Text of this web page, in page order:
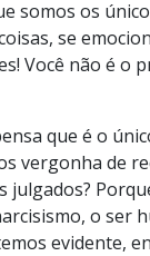
somos os
se
Você não é
que é o
vergonha de
julgados?
o ser
evidente,